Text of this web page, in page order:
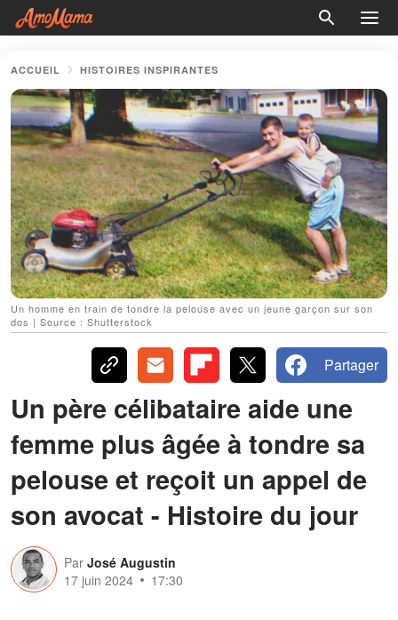
ACCUEIL HISTOIRES INSPIRANTES
Un homme en train de tondre la pelouse avec un jeune garçon sur son
dos | Source : Shutterstock
Partager
Un père célibataire aide une
femme plus âgée à tondre sa
pelouse et reçoit un appel de
son avocat - Histoire du jour
Par José Augustin
17 juin 2024
17:30